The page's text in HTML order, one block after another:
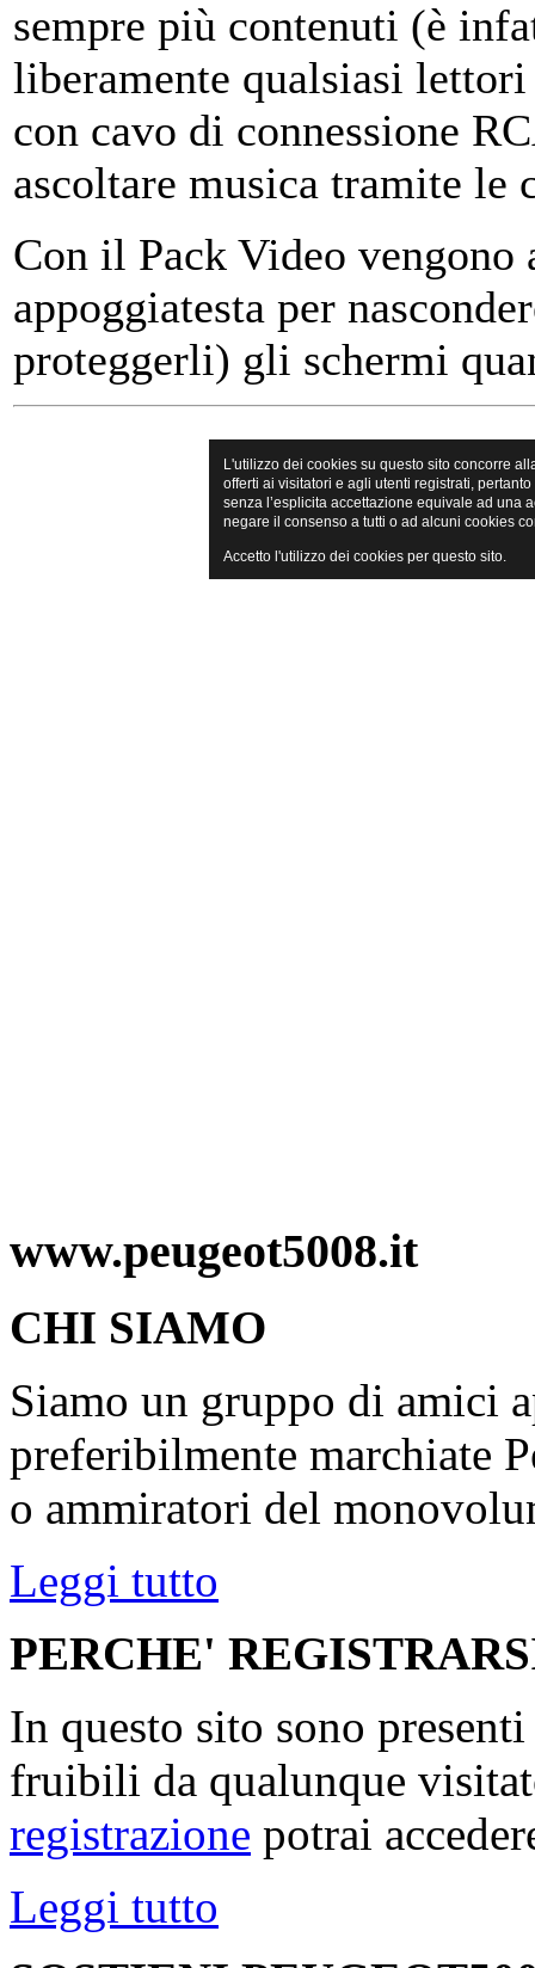
sempre più contenuti (è
liberamente qualsiasi
con cavo di connessione
ascoltare musica tramite le
Con il Pack Video vengono
appoggiatesta per
proteggerli) gli schermi
www.peugeot5008.it
CHI SIAMO
Siamo un gruppo di amici
preferibilmente marchiate
o ammiratori del
Leggi tutto
PERCHE'
In questo sito sono
fruibili da qualunque
registrazione potrai
Leggi tutto